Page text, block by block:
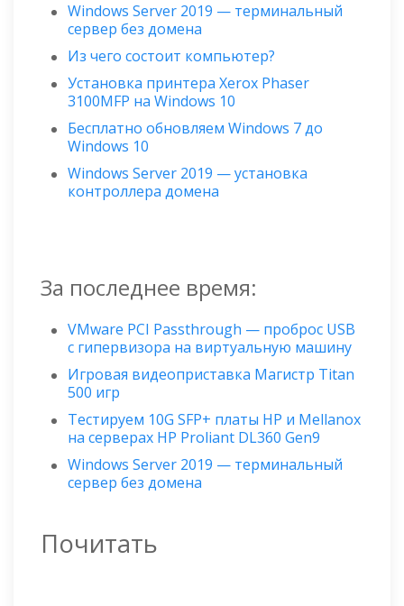
Windows Server 2019 — терминальный
сервер без домена
Из чего состоит компьютер?
Установка принтера Xerox Phaser
3100MFP на Windows 10
Бесплатно обновляем Windows 7 до
Windows 10
Windows Server 2019 — установка
контроллера домена
За последнее время:
VMware PCI Passthrough — проброс USB
с гипервизора на виртуальную машину
Игровая видеоприставка Магистр Titan
500 игр
Тестируем 10G SFP+ платы HP и Mellanox
на серверах HP Proliant DL360 Gen9
Windows Server 2019 — терминальный
сервер без домена
Почитать